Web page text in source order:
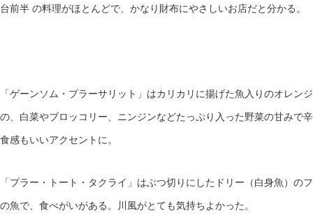
台前半 の料理がほとんどで、かなり財布にやさしいお店だと分かる。
「ゲーンソム・プラーサリット」はカリカリに揚げた魚入りのオレン
の、白菜やブロッコリー、ニンジンなどたっぷり入った野菜の甘みで
食感もいいアクセントに。
「プラー・トート・タクライ」はぶつ切りにしたドリー（白身魚）の
の魚で、食べがいがある。川風がとても気持ちよかった。